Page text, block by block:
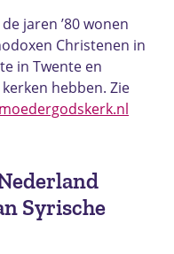
jaren ’80 wonen
Christenen in
in Twente en
hebben. Zie
Syrische